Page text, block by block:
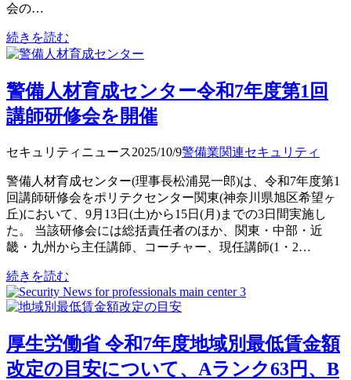
会の…
続きを読む
警備人材育成センター令和7年度第1回
講師研修会を開催
セキュリティニュース2025/10/9警備業関連セキュリティ
警備人材育成センター(理事長松浦晃一郎)は、令和7年度第1
回講師研修会をポリテクセンター関東(神奈川県旭区希望ヶ
丘)において、9月13日(土)から15日(月)までの3日間実施し
た。 当該研修会には総括責任者のほか、関東・中部・近
畿・九州から主任講師、コーチャー、現任講師(1・2…
続きを読む
厚生労働省 令和7年度地域別最低賃金額
改定の目安について、Aランク63円、B